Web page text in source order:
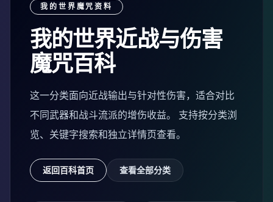
我的世界魔咒资料
我的世界近战与伤害
魔咒百科
这一分类面向近战输出与针对性伤害，适合对比
不同武器和战斗流派的增伤收益。 支持按分类浏
览、关键字搜索和独立详情页查看。
返回百科首页 查看全部分类